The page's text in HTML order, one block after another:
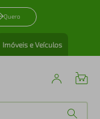
Quero
Imóveis e Veículos